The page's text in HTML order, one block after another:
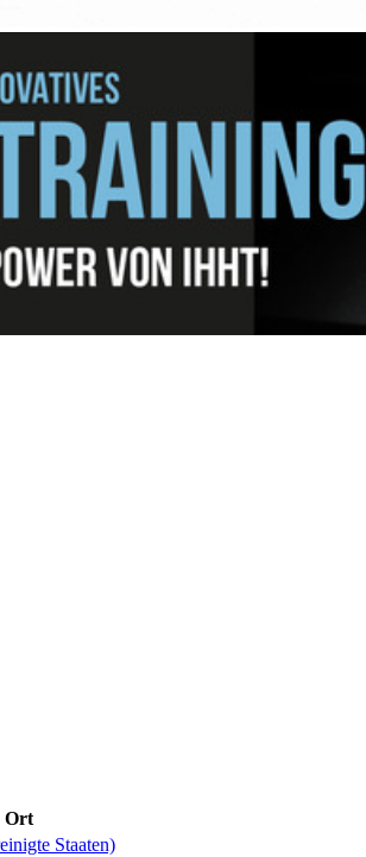
Ort
Staaten)